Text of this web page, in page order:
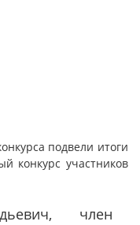
подвели итоги
конкурс участников
член